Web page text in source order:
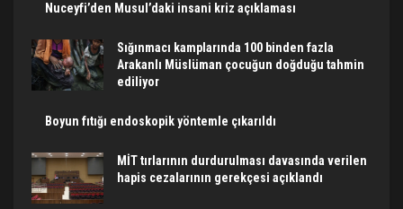
Nuceyfi’den Musul’daki insani kriz açıklaması
Sığınmacı kamplarında 100 binden fazla
Arakanlı Müslüman çocuğun doğduğu tahmin
ediliyor
Boyun fıtığı endoskopik yöntemle çıkarıldı
MİT tırlarının durdurulması davasında verilen
hapis cezalarının gerekçesi açıklandı